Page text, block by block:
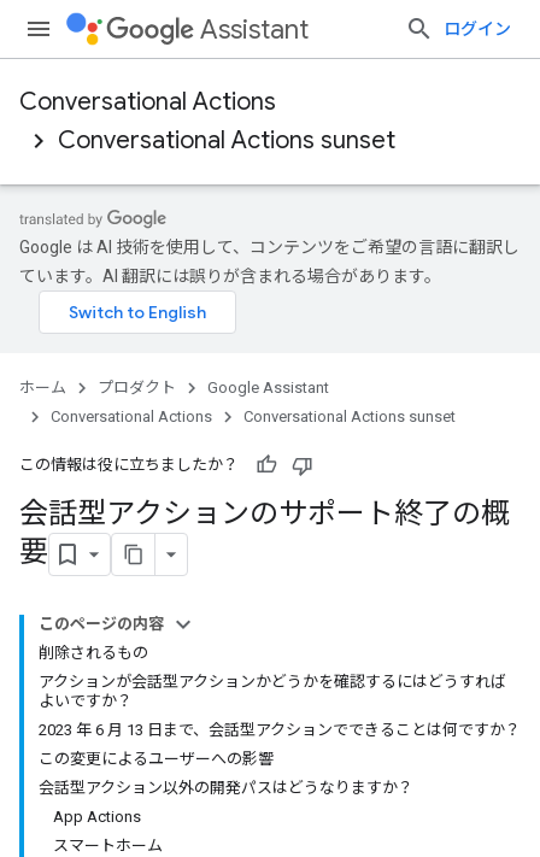
Assistant ログイン
Conversational Actions
Conversational Actions sunset
Google は AI 技術を使用して、コンテンツをご希望の言語に翻訳し
ています。AI 翻訳には誤りが含まれる場合があります。
ホーム プロダクト
Google Assistant
Conversational Actions
Conversational Actions sunset
この情報は役に立ちましたか？
会話型アクションのサポート終了の概
要
このページの内容
削除されるもの
アクションが会話型アクションかどうかを確認するにはどうすれば
よいですか？
2023 年 6 月 13 日まで、会話型アクションでできることは何ですか？
この変更によるユーザーへの影響
会話型アクション以外の開発パスはどうなりますか？
App Actions
スマートホーム